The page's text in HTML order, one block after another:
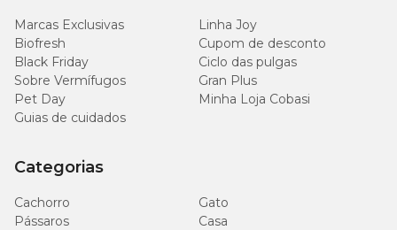
Marcas Exclusivas
Linha Joy
Biofresh
Cupom de desconto
Black Friday
Ciclo das pulgas
Sobre Vermífugos
Gran Plus
Pet Day
Minha Loja Cobasi
Guias de cuidados
Categorias
Cachorro
Gato
Pássaros
Casa